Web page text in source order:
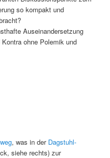
so kompakt und
Auseinandersetzung
ohne Polemik und
, was in der Dagstuhl-
siehe rechts) zur